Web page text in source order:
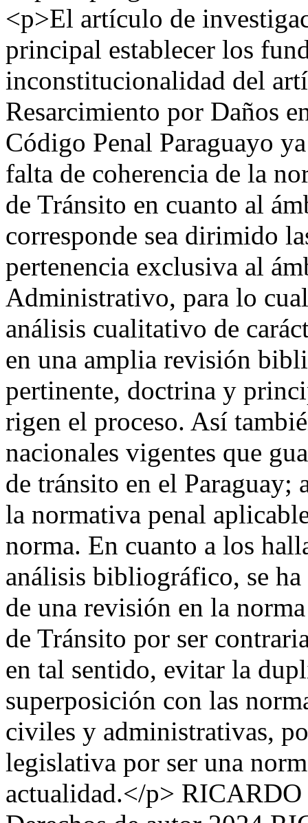
<p>El artículo de
principal establecer los
inconstitucionalidad del
Resarcimiento por Daños
Código Penal Paraguayo
falta de coherencia de la
de Tránsito en cuanto al
corresponde sea dirimido
pertenencia exclusiva al
Administrativo, para lo
análisis cualitativo de
en una amplia revisión
pertinente, doctrina y
rigen el proceso. Así
nacionales vigentes que
de tránsito en el Paraguay;
la normativa penal
norma. En cuanto a los
análisis bibliográfico, se
de una revisión en la
de Tránsito por ser
en tal sentido, evitar la
superposición con las
civiles y administrativas,
legislativa por ser una
actualidad.</p>